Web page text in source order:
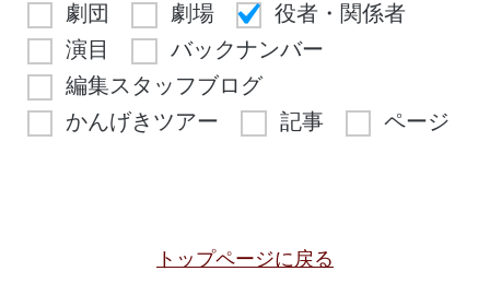
劇団 劇場
役者・関係者
演目
バックナンバー
編集スタッフブログ
かんげきツアー
記事 ページ
トップページに戻る